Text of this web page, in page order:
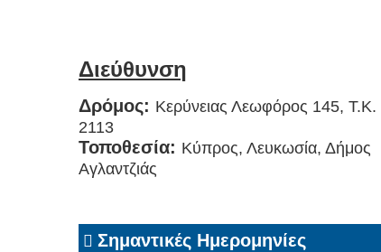
Διεύθυνση
Δρόμος: Κερύνειας Λεωφόρος 145, Τ.Κ.
2113
Τοποθεσία: Κύπρος, Λευκωσία, Δήμος
Αγλαντζιάς
Σημαντικές Ημερομηνίες